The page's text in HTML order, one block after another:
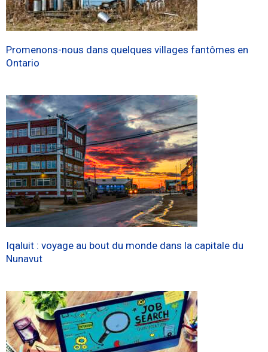
Promenons-nous dans quelques villages fantômes en
Ontario
Iqaluit : voyage au bout du monde dans la capitale du
Nunavut